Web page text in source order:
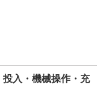
入・機械操作・充